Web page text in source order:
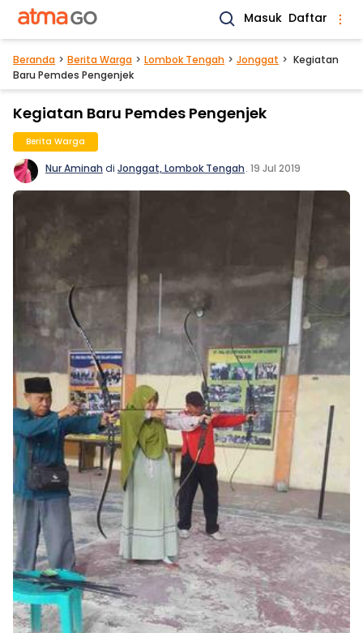
Masuk Daftar
Beranda Berita Warga Lombok Tengah Jonggat
Kegiatan
Baru Pemdes Pengenjek
Kegiatan Baru Pemdes Pengenjek
Berita Warga
Nur Aminah di Jonggat, Lombok Tengah. 19 Jul 2019